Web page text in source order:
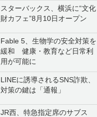
スターバックス、横浜に“文化
財カフェ”8月10日オープン
Fable 5、生物学の安全対策を
緩和 健康・教育など日常利
用が可能に
LINEに誘導されるSNS詐欺、
対策の鍵は「通報」
JR西、特急指定席のサブス